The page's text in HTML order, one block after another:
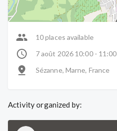
10 places available
7 août 2026 10:00 - 11:00
Sézanne, Marne, France
Activity organized by: